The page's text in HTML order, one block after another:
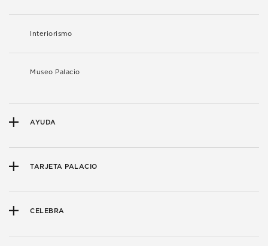
Interiorismo
Museo Palacio
AYUDA
TARJETA PALACIO
CELEBRA